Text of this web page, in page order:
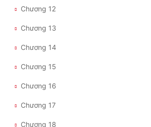
Chương 12
Chương 13
Chương 14
Chương 15
Chương 16
Chương 17
Chương 18